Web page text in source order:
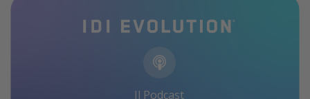
Il Podcast